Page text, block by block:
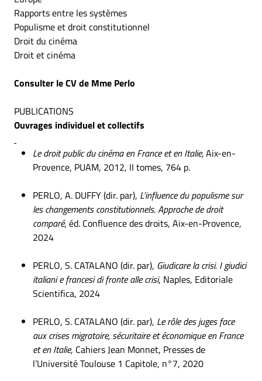
Rapports entre les systèmes
Populisme et droit constitutionnel
Droit du cinéma
Droit et cinéma
Consulter le CV de Mme Perlo
PUBLICATIONS
Ouvrages individuel et collectifs
Le droit public du cinéma en France et en Italie,Aix-en-
Provence, PUAM, 2012, II tomes, 764 p.
PERLO, A. DUFFY (dir. par), L’influence du populisme sur
les changements constitutionnels. Approche de droit
comparé, éd. Confluence des droits, Aix-en-Provence,
2024
PERLO, S. CATALANO (dir. par), Giudicare la crisi. I giudici
italiani e francesi di fronte alle crisi, Naples, Editoriale
Scientifica, 2024
PERLO, S. CATALANO (dir. par), Le rôle des juges face
aux crises migratoire, sécuritaire et économique en France
et en Italie, Cahiers Jean Monnet, Presses de
l’Université Toulouse 1 Capitole, n°7, 2020